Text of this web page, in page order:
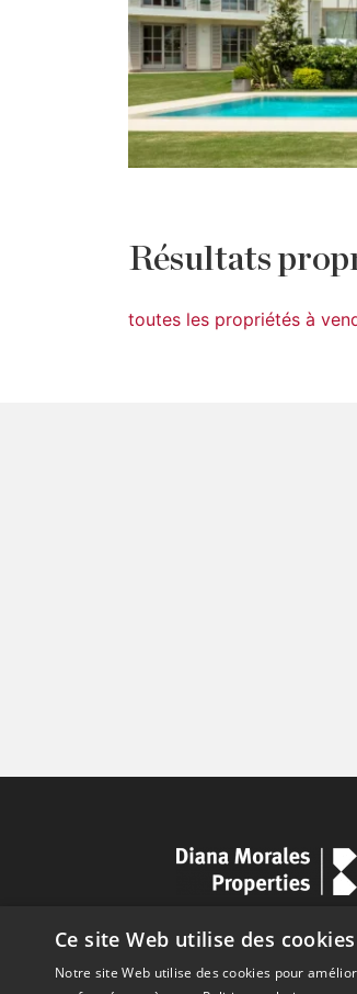
Résultats
toutes les propriétés à
Ce site Web utilise des cookies
Notre site Web utilise des cookies pour